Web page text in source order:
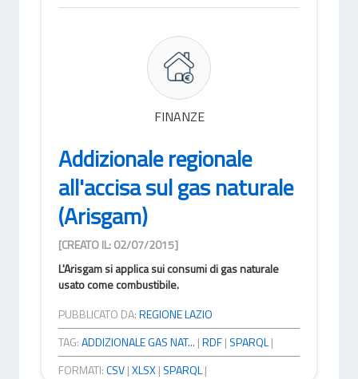
FINANZE
Addizionale regionale
all'accisa sul gas naturale
(Arisgam)
[CREATO IL: 02/07/2015]
L'Arisgam si applica sui consumi di gas naturale
usato come combustibile.
PUBBLICATO DA:REGIONE LAZIO
TAG:ADDIZIONALE GAS NAT... |RDF| SPARQL|
FORMATI:CSV|XLSX| SPARQL|